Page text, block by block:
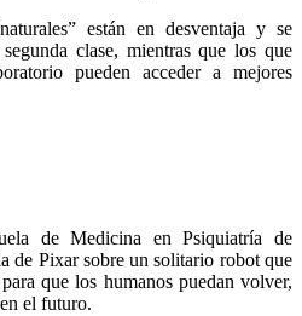
están en desventaja y se
clase, mientras que los que
pueden acceder a mejores
de Medicina en Psiquiatría de
de Pixar sobre un solitario robot que
que los humanos puedan volver,
el futuro.